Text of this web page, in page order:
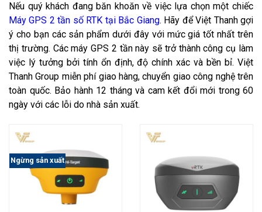
Nếu quý khách đang băn khoăn về việc lựa chọn một chiếc
Máy GPS 2 tần số RTK tại Bắc Giang. Hãy để Việt Thanhgợi
ý cho bạn các sản phẩm dưới đây với mức giá tốt nhất trên
thị trường. Các máy GPS 2 tần này sẽ trở thành công cụ làm
việc lý tưởng bởi tính ổn định, độ chính xác và bền bỉ. Việt
Thanh Group miễn phí giao hàng, chuyển giao công nghệ trên
toàn quốc. Bảo hành 12 tháng và cam kết đổi mới trong 60
ngày với các lỗi do nhà sản xuất.
Ngừng sản xuất